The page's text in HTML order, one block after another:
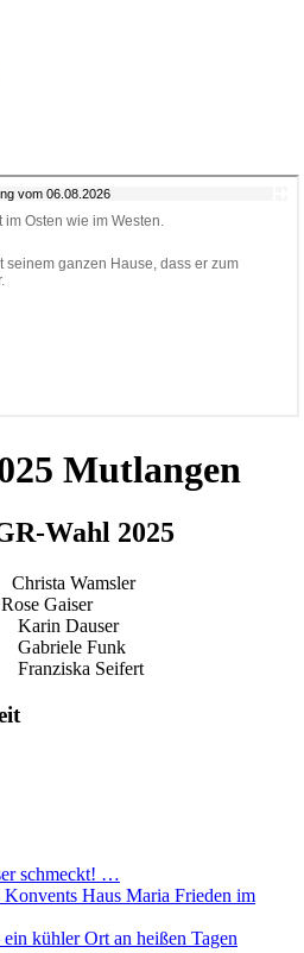
Mutlangen
Wahl 2025
Wamsler
Rose Gaiser
Funk
Seifert
schmeckt! …
Haus Maria Frieden im
kühler Ort an heißen Tagen